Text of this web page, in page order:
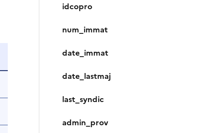
idcopro
num_immat
date_immat
date_lastmaj
last_syndic
admin_prov